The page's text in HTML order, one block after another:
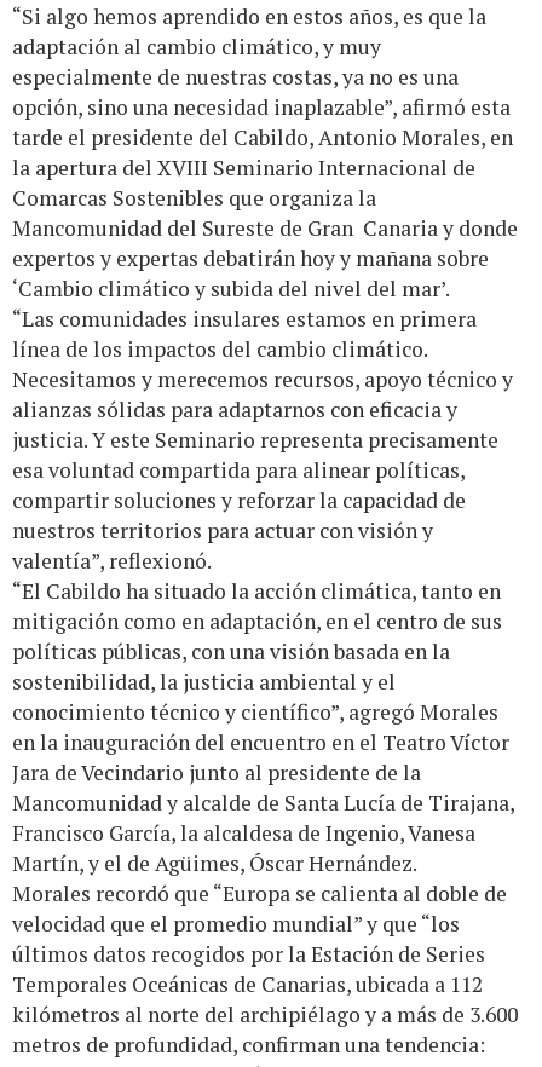
“Si algo hemos aprendido en estos años, es que la
adaptación al cambio climático, y muy
especialmente de nuestras costas, ya no es una
opción, sino una necesidad inaplazable”, afirmó esta
tarde el presidente del Cabildo, Antonio Morales, en
la apertura del XVIII Seminario Internacional de
Comarcas Sostenibles que organiza la
Mancomunidad del Sureste de Gran Canaria y donde
expertos y expertas debatirán hoy y mañana sobre
‘Cambio climático y subida del nivel del mar’.
“Las comunidades insulares estamos en primera
línea de los impactos del cambio climático.
Necesitamos y merecemos recursos, apoyo técnico y
alianzas sólidas para adaptarnos con eficacia y
justicia. Y este Seminario representa precisamente
esa voluntad compartida para alinear políticas,
compartir soluciones y reforzar la capacidad de
nuestros territorios para actuar con visión y
valentía”, reflexionó.
“El Cabildo ha situado la acción climática, tanto en
mitigación como en adaptación, en el centro de sus
políticas públicas, con una visión basada en la
sostenibilidad, la justicia ambiental y el
conocimiento técnico y científico”, agregó Morales
en la inauguración del encuentro en el Teatro Víctor
Jara de Vecindario junto al presidente de la
Mancomunidad y alcalde de Santa Lucía de Tirajana,
Francisco García, la alcaldesa de Ingenio, Vanesa
Martín, y el de Agüimes, Óscar Hernández.
Morales recordó que “Europa se calienta al doble de
velocidad que el promedio mundial” y que “los
últimos datos recogidos por la Estación de Series
Temporales Oceánicas de Canarias, ubicada a 112
kilómetros al norte del archipiélago y a más de 3.600
metros de profundidad, confirman una tendencia: